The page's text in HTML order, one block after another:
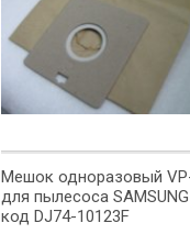
Мешок одноразовый
для пылесоса SAMSUNG
код DJ74-10123F